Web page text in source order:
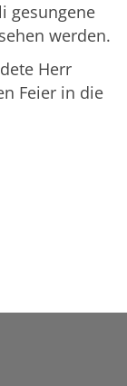
gesungene
werden.
Herr
Feier in die